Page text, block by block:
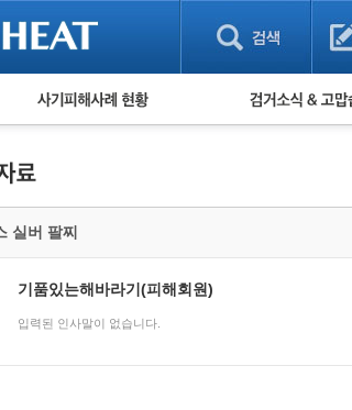
피해사례 현황
보이스피싱 피해사례
유해사이트 목록
비공개 피해사례
워킹홀리데이 피해사례
검거 소식
실버 팔찌
기품있는해바라기(피해회원)
입력된 인사말이 없습니다.